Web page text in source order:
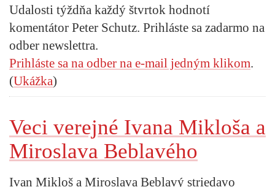
Udalosti týždňa každý štvrtok hodnotí
komentátor Peter Schutz. Prihláste sa zadarmo na
odber newslettra.
Prihláste sa na odber na e-mail jedným klikom.
(Ukážka)
Veci verejné Ivana Mikloša a
Miroslava Beblavého
Ivan Mikloš a Miroslava Beblavý striedavo